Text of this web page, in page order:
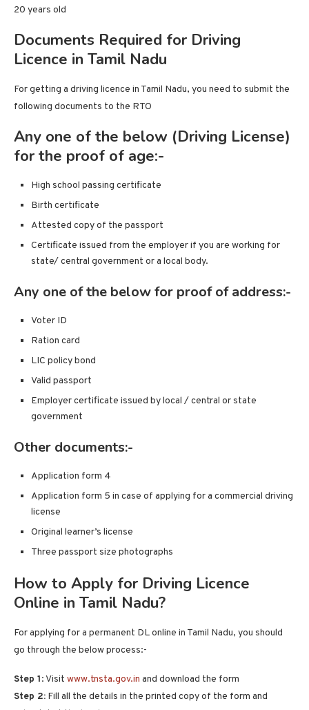
20 years old
Documents Required for Driving
Licence in Tamil Nadu
For getting a driving licence in Tamil Nadu, you need to submit the
following documents to the RTO
Any one of the below (Driving License)
for the proof of age:-
High school passing certificate
Birth certificate
Attested copy of the passport
Certificate issued from the employer if you are working for
state/ central government or a local body.
Any one of the below for proof of address:-
Voter ID
Ration card
LIC policy bond
Valid passport
Employer certificate issued by local / central or state
government
Other documents:-
Application form 4
Application form 5 in case of applying for a commercial driving
license
Original learner’s license
Three passport size photographs
How to Apply for Driving Licence
Online in Tamil Nadu?
For applying for a permanent DL online in Tamil Nadu, you should
go through the below process:-
Step 1: Visit www.tnsta.gov.in and download the form
Step 2: Fill all the details in the printed copy of the form and